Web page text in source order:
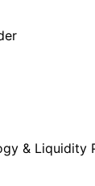
& Liquidity